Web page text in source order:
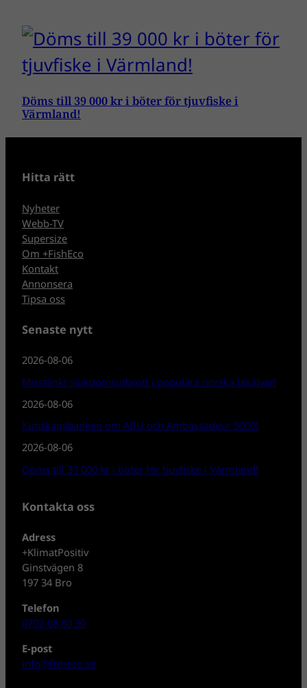
Döms till 39 000 kr i böter för tjuvfiske i
Värmland!
Hitta rätt
Nyheter
Webb-TV
Supersize
Om +FishEco
Kontakt
Annonsera
Tipsa oss
Senaste nytt
2026-08-06
Misstänkt sjukdomsutbrott i populära norska laxälvar!
2026-08-06
Kunskapsbanken om ABU och Ambassadeur 5000!
2026-08-06
Döms till 39 000 kr i böter för tjuvfiske i Värmland!
Kontakta oss
Adress
+KlimatPositiv
Ginstvägen 8
197 34 Bro
Telefon
0702-08 80 30
E-post
info@fisheco.se